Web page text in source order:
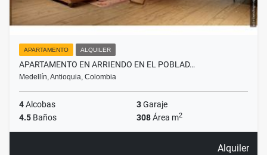
APARTAMENTO ALQUILER
APARTAMENTO EN ARRIENDO EN EL POBLAD…
Medellín, Antioquia, Colombia
4Alcobas 3Garaje
4.5 Baños 308Área m2
Alquiler